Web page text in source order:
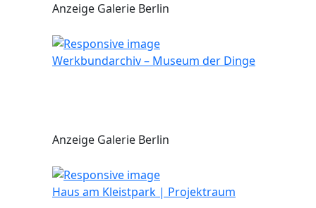
Anzeige Galerie Berlin
Werkbundarchiv – Museum der Dinge
Anzeige Galerie Berlin
Haus am Kleistpark | Projektraum